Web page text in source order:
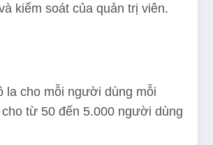
kiểm soát của quản trị viên.
la cho mỗi người dùng mỗi
từ 50 đến 5.000 người dùng